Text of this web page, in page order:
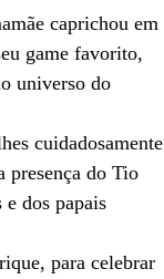
caprichou em
game favorito,
universo do
cuidadosamente
presença do Tio
dos papais
para celebrar